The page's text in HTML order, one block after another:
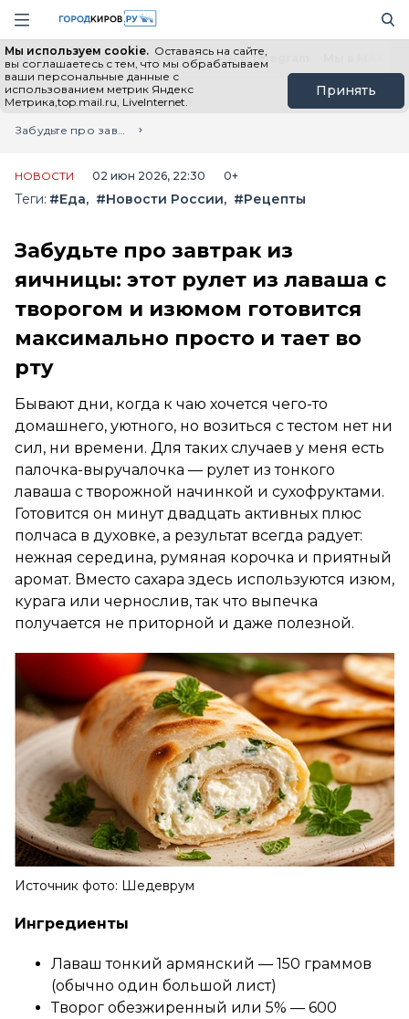
Навигация сайта
Мы используем cookie. Оставаясь на сайте,
вы соглашаетесь с тем, что мы обрабатываем
ваши персональные данные с
использованием метрик Яндекс
Метрика,top.mail.ru, LiveInternet.
Принять
Выборы - 2026 Все новости Мы в Telegram
Главная
Лента новостей
Забудьте про завтрак из яичницы: этот рулет из лаваша с творогом и изюмом готовится максимально просто и тает во рту
НОВОСТИ 02 июн 2026, 22:30 0+
Теги: #Еда #Новости России #Рецепты
Забудьте про завтрак из
яичницы: этот рулет из лаваша с
творогом и изюмом готовится
максимально просто и тает во
рту
Бывают дни, когда к чаю хочется чего-то
домашнего, уютного, но возиться с тестом нет ни
сил, ни времени. Для таких случаев у меня есть
палочка-выручалочка — рулет из тонкого
лаваша с творожной начинкой и сухофруктами.
Готовится он минут двадцать активных плюс
полчаса в духовке, а результат всегда радует:
нежная середина, румяная корочка и приятный
аромат. Вместо сахара здесь используются изюм,
курага или чернослив, так что выпечка
получается не приторной и даже полезной.
Источник фото: Шедеврум
Ингредиенты
Лаваш тонкий армянский — 150 граммов
(обычно один большой лист)
Творог обезжиренный или 5% — 600